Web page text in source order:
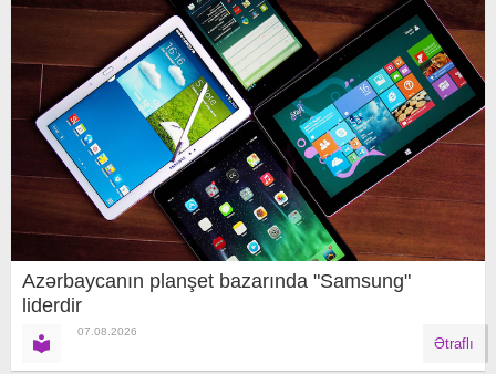
Azərbaycanın planşet bazarında "Samsung"
liderdir
07.08.2026
Ətraflı